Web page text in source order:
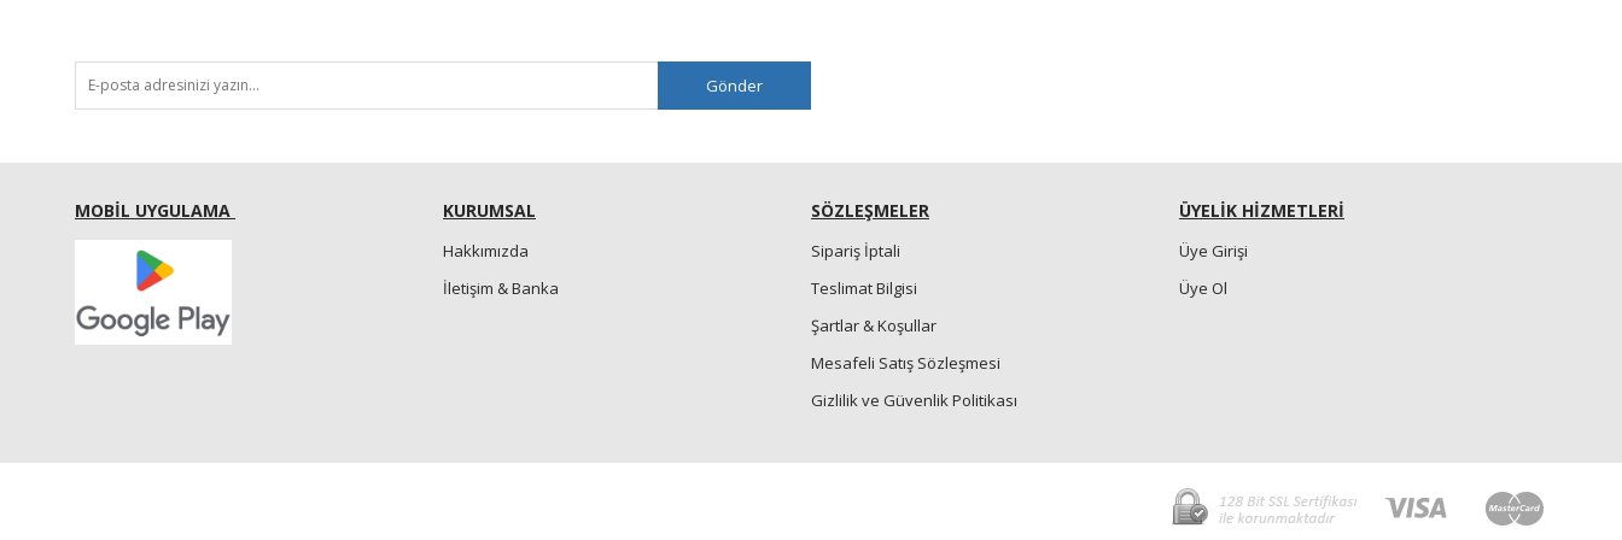
Gönder
MOBİL UYGULAMA KURUMSAL
Hakkımızda
İletişim & Banka
SÖZLEŞMELER
Sipariş İptali
Teslimat Bilgisi
Şartlar & Koşullar
Mesafeli Satış Sözleşmesi
Gizlilik ve Güvenlik Politikası
ÜYELİK HİZMETLERİ
Üye Girişi
Üye Ol